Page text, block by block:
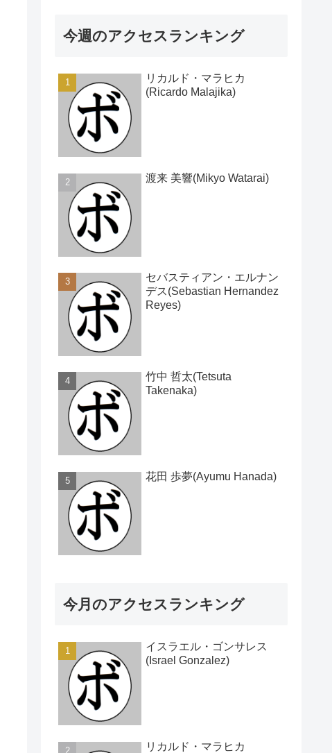
今週のアクセスランキング
リカルド・マラヒカ
(Ricardo Malajika)
渡来 美響(Mikyo Watarai)
セバスティアン・エルナン
デス(Sebastian Hernandez
Reyes)
竹中 哲太(Tetsuta
Takenaka)
花田 歩夢(Ayumu Hanada)
今月のアクセスランキング
イスラエル・ゴンサレス
(Israel Gonzalez)
リカルド・マラヒカ